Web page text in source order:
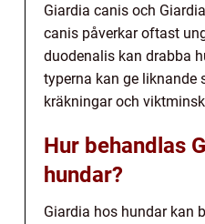
Giardia canis och
canis påverkar oftast
duodenalis kan drabba
typerna kan ge liknande
kräkningar och
Hur behandlas
hundar?
Giardia hos hundar kan